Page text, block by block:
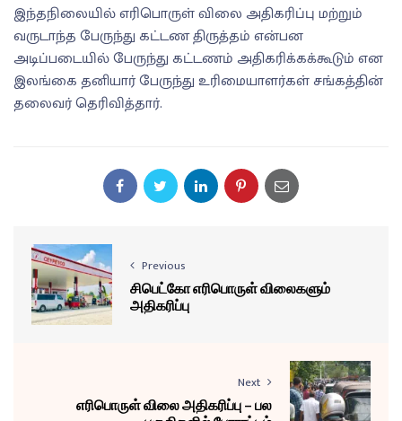
இந்தநிலையில் எரிபொருள் விலை அதிகரிப்பு மற்றும்
வருடாந்த பேருந்து கட்டண திருத்தம் என்பன
அடிப்படையில் பேருந்து கட்டணம் அதிகரிக்கக்கூடும் என
இலங்கை தனியார் பேருந்து உரிமையாளர்கள் சங்கத்தின்
தலைவர் தெரிவித்தார்.
Previous
சிபெட்கோ எரிபொருள் விலைகளும்
அதிகரிப்பு
Next
எரிபொருள் விலை அதிகரிப்பு – பல